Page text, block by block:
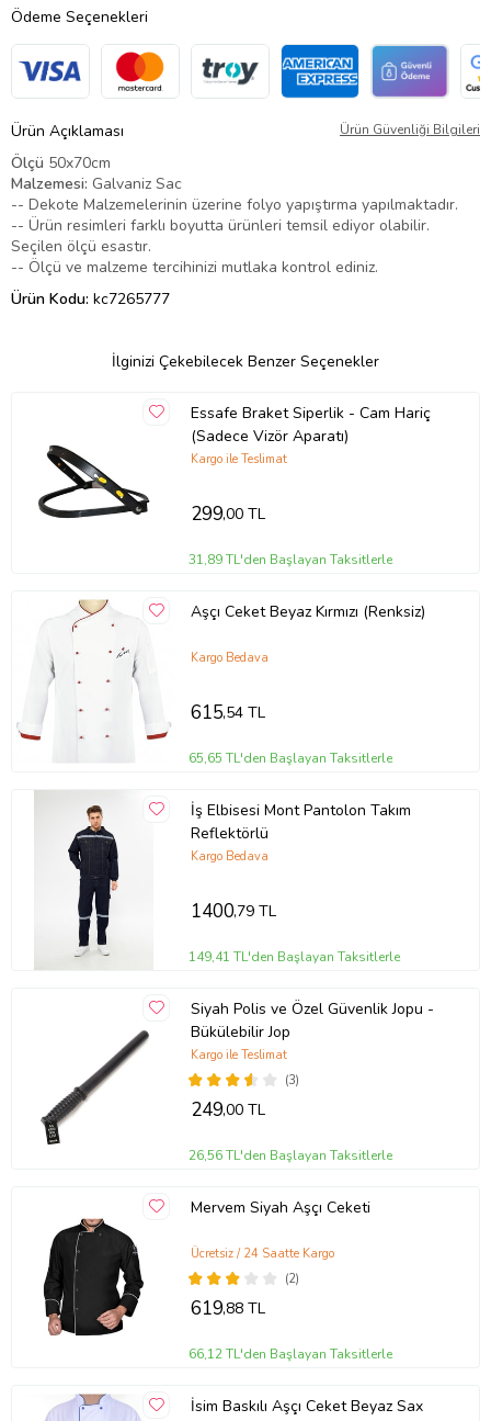
Ödeme Seçenekleri
Ürün Açıklaması Ürün Güvenliği Bilgileri
Ölçü 50x70cm
Malzemesi: Galvaniz Sac
-- Dekote Malzemelerinin üzerine folyo yapıştırma yapılmaktadır.
-- Ürün resimleri farklı boyutta ürünleri temsil ediyor olabilir.
Seçilen ölçü esastır.
-- Ölçü ve malzeme tercihinizi mutlaka kontrol ediniz.
Ürün Kodu: kc7265777
İlginizi Çekebilecek Benzer Seçenekler
Essafe Braket Siperlik - Cam Hariç
(Sadece Vizör Aparatı)
Kargo ile Teslimat
299,00 TL
31,89 TL'den Başlayan Taksitlerle
Aşçı Ceket Beyaz Kırmızı (Renksiz)
Kargo Bedava
615,54 TL
65,65 TL'den Başlayan Taksitlerle
İş Elbisesi Mont Pantolon Takım
Reflektörlü
Kargo Bedava
1400,79 TL
149,41 TL'den Başlayan Taksitlerle
Siyah Polis ve Özel Güvenlik Jopu -
Bükülebilir Jop
(3)
Kargo ile Teslimat
249,00 TL
26,56 TL'den Başlayan Taksitlerle
Mervem Siyah Aşçı Ceketi
(2)
Ücretsiz / 24 Saatte Kargo
619,88 TL
66,12 TL'den Başlayan Taksitlerle
İsim Baskılı Aşçı Ceket Beyaz Sax